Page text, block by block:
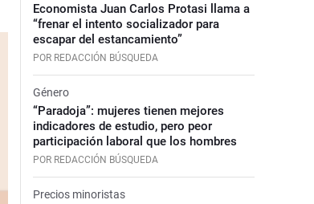
Economista Juan Carlos Protasi llama a
“frenar el intento socializador para
escapar del estancamiento”
POR REDACCIÓN BÚSQUEDA
Género
“Paradoja”: mujeres tienen mejores
indicadores de estudio, pero peor
participación laboral que los hombres
POR REDACCIÓN BÚSQUEDA
Precios minoristas